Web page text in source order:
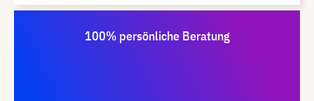
100% persönliche Beratung